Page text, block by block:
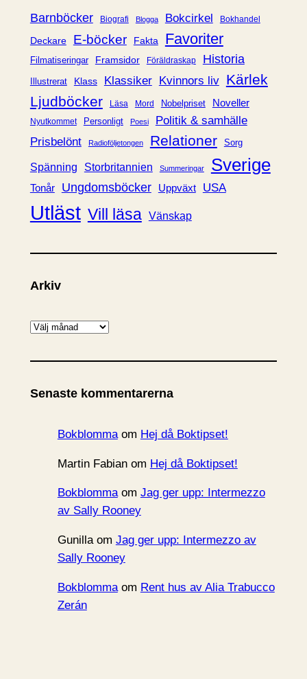
r
i
Barnböcker Biografi Blogga Bokcirkel Bokhandel
Deckare E-böcker Fakta Favoriter
Filmatiseringar Framsidor Föräldraskap Historia
Illustrerat Klass Klassiker Kvinnors liv Kärlek
Ljudböcker
Läsa Mord Nobelpriset Noveller
Nyutkommet Personligt Poesi
Politik & samhälle
Prisbelönt
Radioföljetongen Relationer Sorg
Spänning Storbritannien Summeringar Sverige
Tonår Ungdomsböcker Uppväxt USA
Utläst Vill läsa Vänskap
Arkiv
A
k
v
Senaste kommentarerna
Bokblommaom Hej då Boktipset!
Martin Fabianom Hej då Boktipset!
Bokblommaom Jag ger upp: Intermezzo
av Sally Rooney
Gunillaom Jag ger upp: Intermezzo av
Sally Rooney
Bokblommaom Rent hus av Alia Trabucco
Zerán